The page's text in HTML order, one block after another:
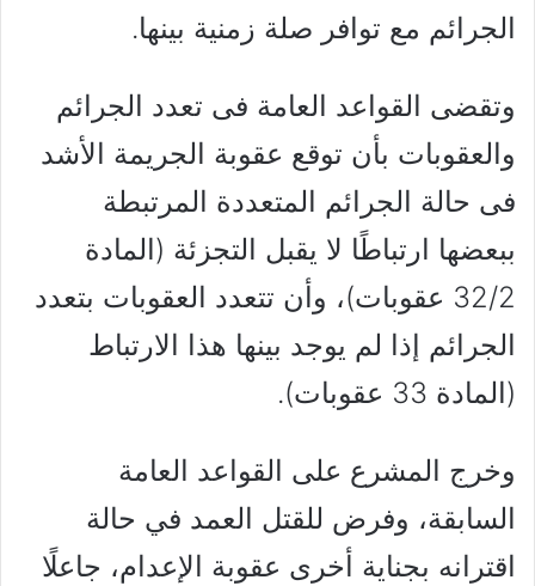
الجرائم مع توافر صلة زمنية بينها.
وتقضى القواعد العامة فى تعدد الجرائم
والعقوبات بأن توقع عقوبة الجريمة الأشد
فى حالة الجرائم المتعددة المرتبطة
ببعضها ارتباطًا لا يقبل التجزئة (المادة
32/2 عقوبات)، وأن تتعدد العقوبات بتعدد
الجرائم إذا لم يوجد بينها هذا الارتباط
(المادة 33 عقوبات).
وخرج المشرع على القواعد العامة
السابقة، وفرض للقتل العمد في حالة
اقترانه بجناية أخرى عقوبة الإعدام، جاعلًا